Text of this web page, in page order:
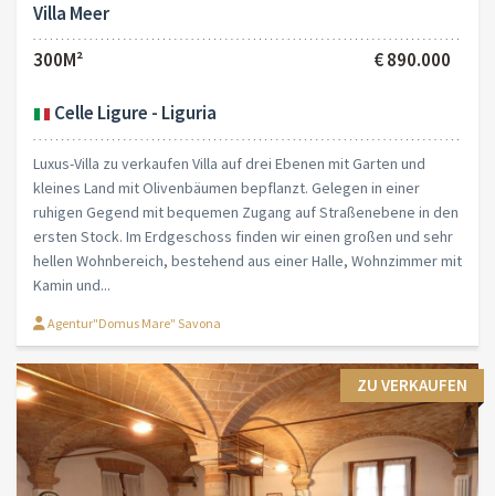
Villa Meer
300M²
€ 890.000
Celle Ligure - Liguria
Luxus-Villa zu verkaufen Villa auf drei Ebenen mit Garten und
kleines Land mit Olivenbäumen bepflanzt. Gelegen in einer
ruhigen Gegend mit bequemen Zugang auf Straßenebene in den
ersten Stock. Im Erdgeschoss finden wir einen großen und sehr
hellen Wohnbereich, bestehend aus einer Halle, Wohnzimmer mit
Kamin und...
Agentur"Domus Mare" Savona
ZU VERKAUFEN